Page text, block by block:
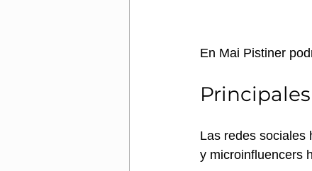
En Mai Pistiner
Las redes sociales
y microinfluencers